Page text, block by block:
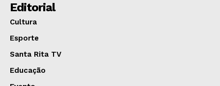
Editorial
Cultura
Esporte
Santa Rita TV
Educação